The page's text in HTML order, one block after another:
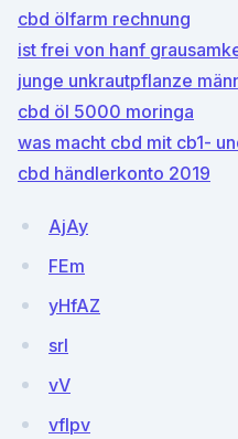
cbd ölfarm rechnung
ist frei von hanf
junge unkrautpflanze
cbd öl 5000 moringa
was macht cbd mit cb1-
cbd händlerkonto 2019
AjAy
FEm
yHfAZ
srl
vV
vfIpv